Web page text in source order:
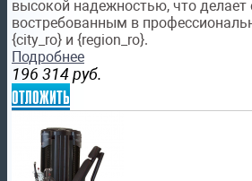
высокой надежностью, что делает
востребованным в
{city_ro} и {region_ro}.
Подробнее
196 314 руб.
отложить